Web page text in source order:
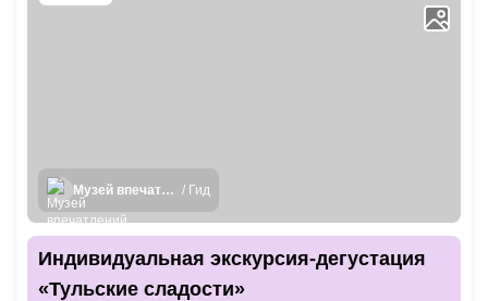
Музей впечатлений в Туле / Гид
Индивидуальная экскурсия-дегустация
«Тульские сладости»